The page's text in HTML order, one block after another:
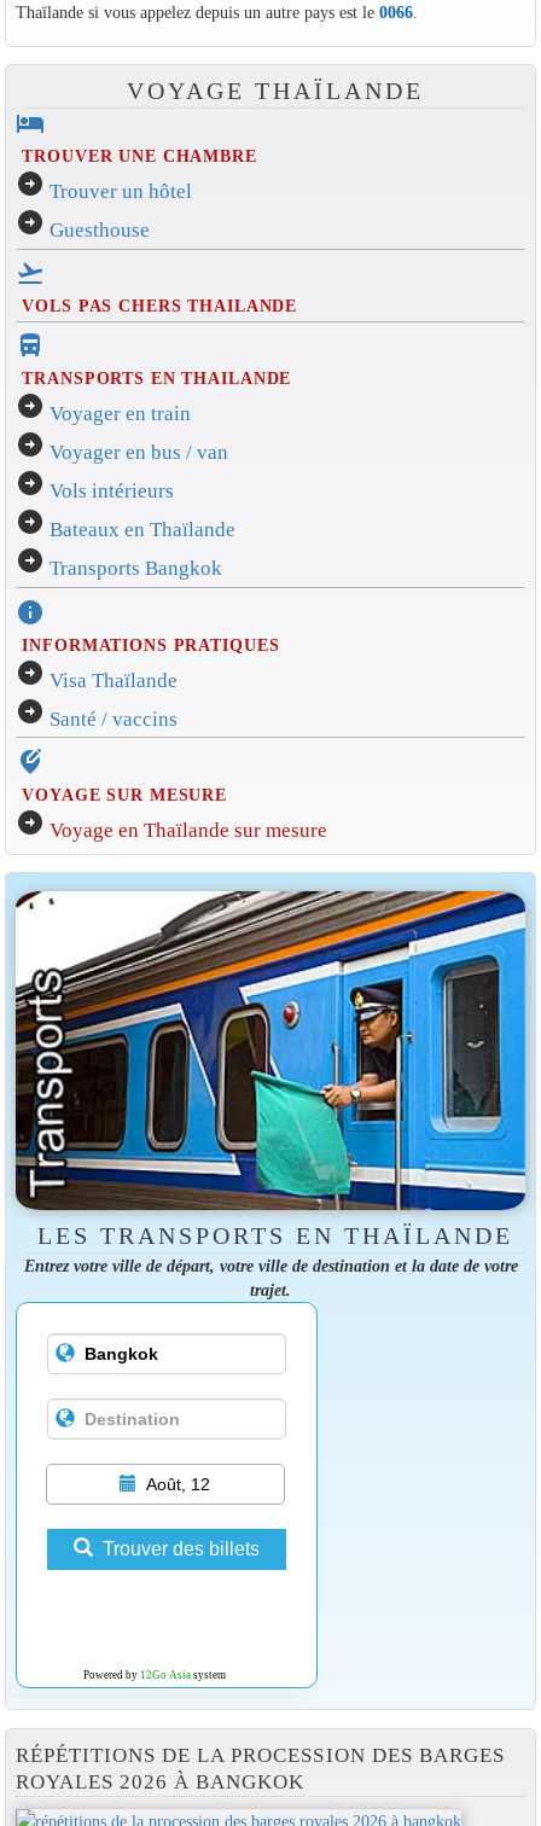
Thaïlande si vous appelez depuis un autre pays est le 0066.
VOYAGE THAÏLANDE
hotel
TROUVER UNE CHAMBRE
arrow_circle_right Trouver un hôtel
arrow_circle_right Guesthouse
flight_takeoff
VOLS PAS CHERS THAILANDE
directions_bus_filled
TRANSPORTS EN THAILANDE
arrow_circle_right Voyager en train
arrow_circle_right Voyager en bus / van
arrow_circle_right Vols intérieurs
arrow_circle_right Bateaux en Thaïlande
arrow_circle_right Transports Bangkok
info
INFORMATIONS PRATIQUES
arrow_circle_right Visa Thaïlande
arrow_circle_right Santé / vaccins
edit_location_alt
VOYAGE SUR MESURE
arrow_circle_right Voyage en Thaïlande sur mesure
LES TRANSPORTS EN THAÏLANDE
Entrez votre ville de départ, votre ville de destination et la date de votre
trajet.
Août, 12
Trouver des billets
Powered by 12Go Asiasystem
RÉPÉTITIONS DE LA PROCESSION DES BARGES
ROYALES 2026 À BANGKOK